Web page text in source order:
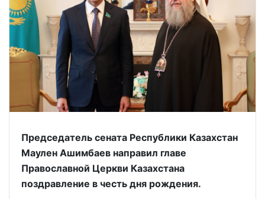
Председатель сената Республики Казахстан
Маулен Ашимбаев направил главе
Православной Церкви Казахстана
поздравление в честь дня рождения.